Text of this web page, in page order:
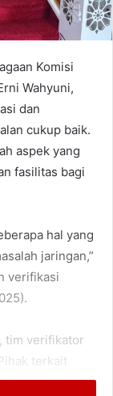
Komisi
Wahyuni,
dan
cukup baik.
aspek yang
fasilitas bagi
hal yang
jaringan,”
verifikasi
tim verifikator
terkait
disebabkan